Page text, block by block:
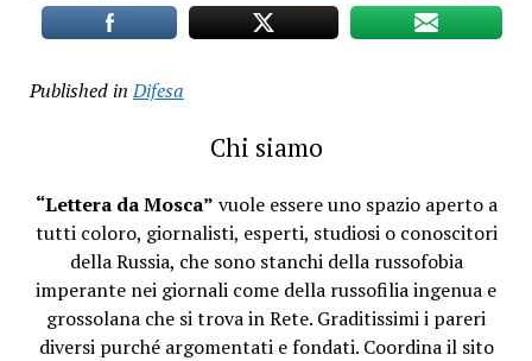
Published in Difesa
Chi siamo
“Lettera da Mosca” vuole essere uno spazio aperto a
tutti coloro, giornalisti, esperti, studiosi o conoscitori
della Russia, che sono stanchi della russofobia
imperante nei giornali come della russofilia ingenua e
grossolana che si trova in Rete. Graditissimi i pareri
diversi purché argomentati e fondati. Coordina il sito